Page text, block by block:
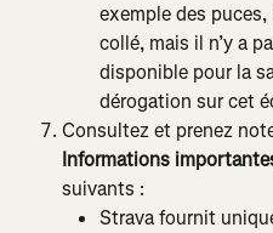
exemple des
collé, mais il n’y a
disponible pour la
dérogation sur cet
Consultez et prenez
Informations
suivants :
Strava fournit